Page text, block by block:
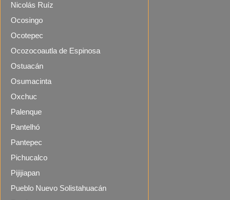
Nicolás Ruíz
Ocosingo
Ocotepec
Ocozocoautla de Espinosa
Ostuacán
Osumacinta
Oxchuc
Palenque
Pantelhó
Pantepec
Pichucalco
Pijijiapan
Pueblo Nuevo Solistahuacán